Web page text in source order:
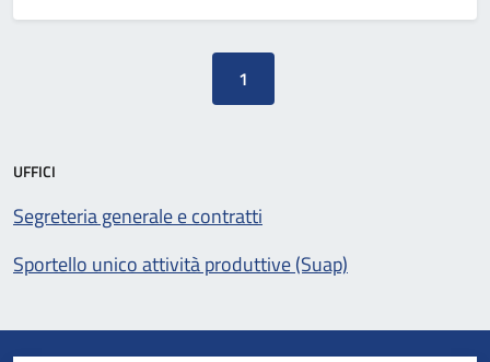
1
UFFICI
Segreteria generale e contratti
Sportello unico attività produttive (Suap)